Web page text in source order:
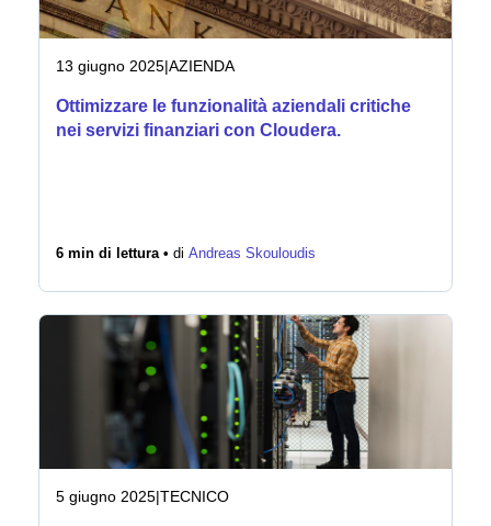
13 giugno 2025|AZIENDA
Ottimizzare le funzionalità aziendali critiche
nei servizi finanziari con Cloudera.
6 min di lettura • di Andreas Skouloudis
5 giugno 2025|TECNICO